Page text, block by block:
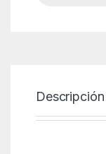
Descripción